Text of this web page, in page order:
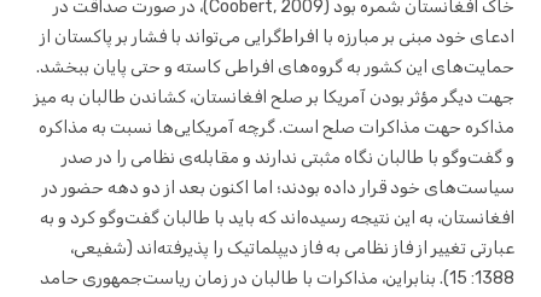
خاک افغانستان شمره بود (Coobert, 2009)، در صورت صداقت در
ادعای خود مبنی بر مبارزه با افراط‌گرایی می‌تواند با فشار بر پاکستان از
حمایت‌های این کشور به گروه‌های افراطی کاسته و حتی پایان ببخشد.
جهت دیگر مؤثر بودن آمریکا بر صلح افغانستان، کشاندن طالبان به میز
مذاکره حهت مذاکرات صلح است. گرچه آمریکایی‌ها نسبت به مذاکره
و گفت‌وگو با طالبان نگاه مثبتی ندارند و مقابله‌ی نظامی را در صدر
سیاست‌های خود قرار داده بودند؛ اما اکنون بعد از دو دهه حضور در
افغانستان، به این نتیجه رسیده‌اند که باید با طالبان گفت‌وگو کرد و به
عبارتی تغییر از فاز نظامی به فاز دیپلماتیک را پذیرفته‌اند (شفیعی،
1388: 15). بنابراین، مذاکرات با طالبان در زمان ریاست‌جمهوری حامد